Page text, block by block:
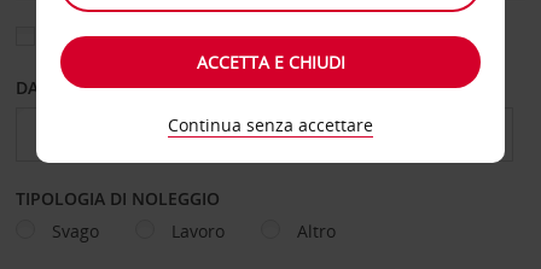
Scegli una località di riconsegna diversa
DAL GIORNO AL GIORNO
TIPOLOGIA DI NOLEGGIO
Svago
Lavoro Altro
ACCETTA E CHIUDI
Continua senza accettare